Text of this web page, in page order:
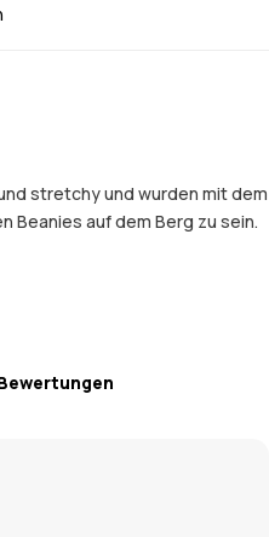
stretchy und wurden mit dem
Beanies auf dem Berg zu sein.